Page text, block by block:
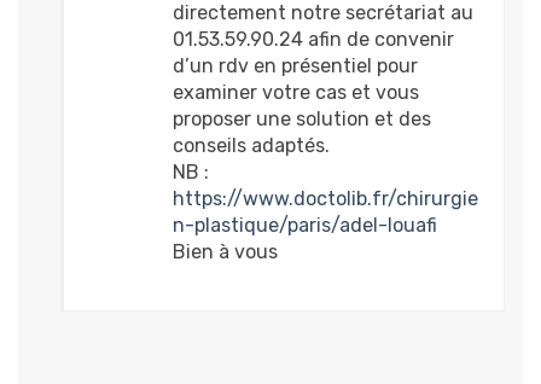
directement notre secrétariat au
01.53.59.90.24 afin de convenir
d’un rdv en présentiel pour
examiner votre cas et vous
proposer une solution et des
conseils adaptés.
NB :
https://www.doctolib.fr/chirurgie
n-plastique/paris/adel-louafi
Bien à vous